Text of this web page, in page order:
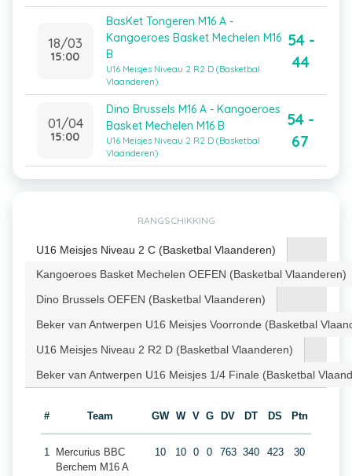
18/03
15:00
BasKet Tongeren M16 A -
Kangoeroes Basket Mechelen M16
B
U16 Meisjes Niveau 2 R2 D (Basketbal
Vlaanderen)
54 -
44
01/04
15:00
Dino Brussels M16 A - Kangoeroes
Basket Mechelen M16 B
U16 Meisjes Niveau 2 R2 D (Basketbal
Vlaanderen)
54 -
67
RANGSCHIKKING
U16 Meisjes Niveau 2 C (Basketbal Vlaanderen)
Kangoeroes Basket Mechelen OEFEN (Basketbal Vlaanderen)
Dino Brussels OEFEN (Basketbal Vlaanderen)
Beker van Antwerpen U16 Meisjes Voorronde (Basketbal
U16 Meisjes Niveau 2 R2 D (Basketbal Vlaanderen)
Beker van Antwerpen U16 Meisjes 1/4 Finale (Basketbal
# Team GW W V G DV DT DS Ptn
1
Mercurius BBC
Berchem M16 A
10 10 0 0 763 340 423 30